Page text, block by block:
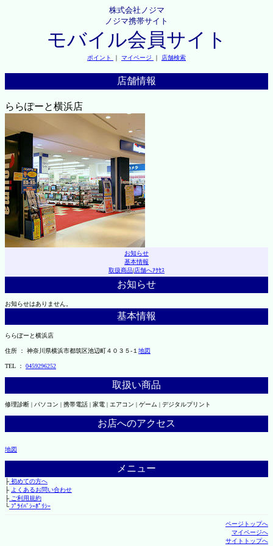
株式会社ノジマ
ノジマ携帯サイト
モバイル会員サイト
ポイント ｜ マイページ ｜ 店舗検索
店舗情報
ららぽーと横浜店
お知らせ
基本情報
取扱商品|店舗へｱｸｾｽ
お知らせ
お知らせはありません。
基本情報
ららぽーと横浜店
住所 ： 神奈川県横浜市都筑区池辺町４０３５-１ 地図
TEL ： 0459296252
取扱い商品
修理診断 | パソコン | 携帯電話 | 家電 | エアコン | ゲーム | デジタルプリント
お店へのアクセス
地図
メニュー
├初めての方へ
├ よくあるお問い合わせ
├ご利用規約
└ﾌﾟﾗｲﾊﾞｼｰﾎﾟﾘｼｰ
ページトップへ
マイページへ
サイトトップへ